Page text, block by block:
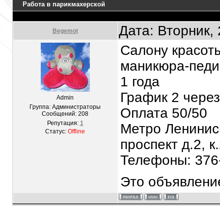
Работа в парикмахерской
Begemot Дата:
Admin
Группа: Администраторы
Сообщений: 208
Репутация: 1
Статус: Offline
Салону
маникюра-
1 года
График 2
Оплата 50/50
Метро
проспект д.2,
Телефоны:
Это